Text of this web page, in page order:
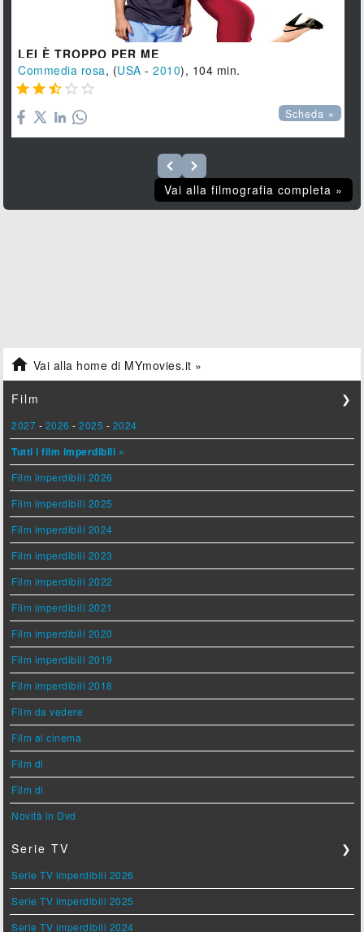
LEI È TROPPO PER ME
Commedia rosa, (USA -2010), 104 min.
    
Scheda »
Vai alla filmografia completa »
 Vai alla home di MYmovies.it »
Film ❯
2027 - 2026 -2025 - 2024
Tutti i film imperdibili »
Film imperdibili 2026
Film imperdibili 2025
Film imperdibili 2024
Film imperdibili 2023
Film imperdibili 2022
Film imperdibili 2021
Film imperdibili 2020
Film imperdibili 2019
Film imperdibili 2018
Film da vedere
Film al cinema
Film di
Film di
Novità in Dvd
Serie TV ❯
Serie TV imperdibili 2026
Serie TV imperdibili 2025
Serie TV imperdibili 2024